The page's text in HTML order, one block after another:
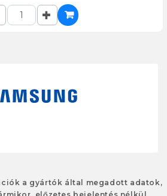
a gyártók által megadott adatok,